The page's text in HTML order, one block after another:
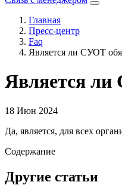
Главная
Пресс-центр
Faq
Является ли СУОТ
Является ли
18 Июн 2024
Да, является, для всех
Содержание
Другие статьи